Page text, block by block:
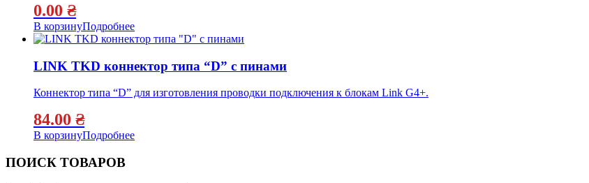
0.00 ₴
В корзинуПодробнее
LINK TKD коннектор типа “D” с пинами
Коннектор типа “D” для изготовления проводки подключения к блокам Link G4+.
84.00 ₴
В корзинуПодробнее
ПОИСК ТОВАРОВ